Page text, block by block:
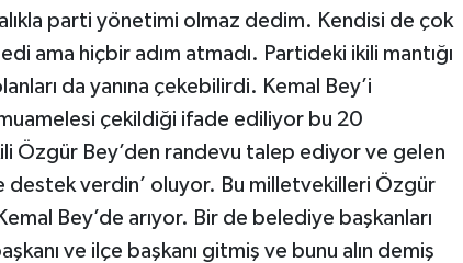
parti yönetimi olmaz dedim. Kendisi de çok
ama hiçbir adım atmadı. Partideki ikili mantığı
da yanına çekebilirdi. Kemal Bey’i
çekildiği ifade ediliyor bu 20
Özgür Bey’den randevu talep ediyor ve gelen
destek verdin’ oluyor. Bu milletvekilleri Özgür
Bey’de arıyor. Bir de belediye başkanları
ve ilçe başkanı gitmiş ve bunu alın demiş